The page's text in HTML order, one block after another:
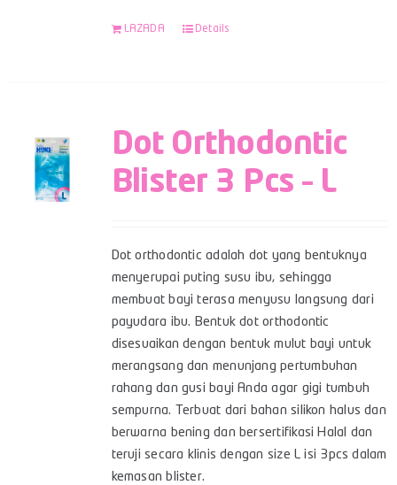
LAZADA Details
Dot Orthodontic
Blister 3 Pcs – L
Dot orthodontic adalah dot yang bentuknya
menyerupai puting susu ibu, sehingga
membuat bayi terasa menyusu langsung dari
payudara ibu. Bentuk dot orthodontic
disesuaikan dengan bentuk mulut bayi untuk
merangsang dan menunjang pertumbuhan
rahang dan gusi bayi Anda agar gigi tumbuh
sempurna. Terbuat dari bahan silikon halus dan
berwarna bening dan bersertifikasi Halal dan
teruji secara klinis dengan size L isi 3pcs dalam
kemasan blister.